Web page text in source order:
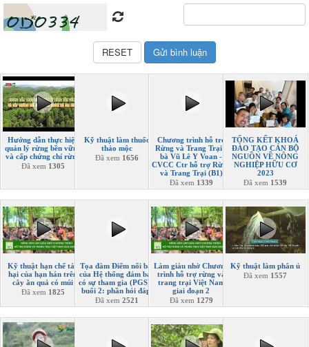
Hướng dẫn thực hiện
quản lý rừng bền vững
và cấp chứng chỉ rừng
Đã xem 1305
Kỹ thuật làm thuốc
thảo mộc
Đã xem 1656
Chương trình hỗ trợ
Rừng và Trang Trại -
bà Vũ Lê Y Voan -
CVCC Ctr hỗ trợ Rừng
và Trang Trại (B1)
Đã xem 1339
TỔNG KẾT KHOÁ
ĐÀO TẠO CÁN BỘ
NGUỒN VỀ NÔNG
NGHIỆP HỮU CƠ
2023
Đã xem 1539
Kỹ thuật hạn chế tác
hại của hạn hán trên
cây ăn quả có múi
Đã xem 1825
Tọa đàm Điểm nổi bật
của Hệ thống đảm bảo
có sự tham gia (PGS) -
buổi 2: phần hỏi đáp.
Đã xem2521
Làm giàu nhờ Chương
trình hỗ trợ rừng và
trang trại Việt Nam
giai đoạn 2
Đã xem 1279
Kỹ thuật làm phân ủ
Đã xem 1557